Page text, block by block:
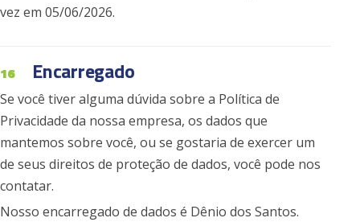
vez em 05/06/2026.
16 Encarregado
Se você tiver alguma dúvida sobre a Política de
Privacidade da nossa empresa, os dados que
mantemos sobre você, ou se gostaria de exercer um
de seus direitos de proteção de dados, você pode nos
contatar.
Nosso encarregado de dados é Dênio dos Santos.